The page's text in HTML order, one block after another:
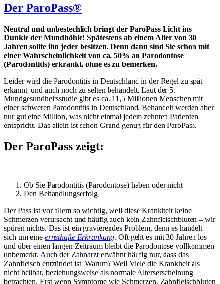
Der ParoPass®
Neutral und unbestechlich bringt der ParoPass Licht ins
Dunkle der Mundhöhle! Spätestens ab einem Alter von 30
Jahren sollte ihn jeder besitzen. Denn dann sind Sie schon mit
einer Wahrscheinlichkeit von ca. 50% an Parodontose
(Parodontitis) erkrankt, ohne es zu bemerken.
Leider wird die Parodontitis in Deutschland in der Regel zu spät
erkannt, und auch noch zu selten behandelt. Laut der 5.
Mundgesundheitsstudie gibt es ca. 11,5 Millionen Menschen mit
einer schweren Parodontitis in Deutschland. Behandelt werden aber
nur gut eine Million, was nicht einmal jedem zehnten Patienten
entspricht. Das allein ist schon Grund genug für den ParoPass.
Der ParoPass zeigt:
Ob Sie Parodontitis (Parodontose) haben oder nicht
Den Behandlungserfolg
Der Pass ist vor allem so wichtig, weil diese Krankheit keine
Schmerzen verursacht und häufig auch kein Zahnfleischbluten – wir
spüren nichts. Das ist ein gravierendes Problem, denn es handelt
sich um eine ernsthafte Erkrankung. Oft geht es mit 30 Jahren los
und über einen langen Zeitraum bleibt die Parodontose vollkommen
unbemerkt. Auch der Zahnarzt erwähnt häufig nur, dass das
Zahnfleisch entzündet ist. Warum? Weil Viele die Krankheit als
nicht heilbar, beziehungsweise als normale Alterserscheinung
betrachten. Erst wenn Symptome wie Schmerzen, Zahnfleischbluten